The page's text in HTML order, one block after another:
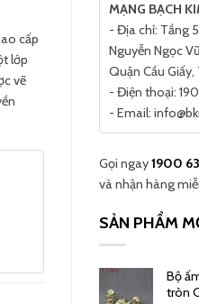
MẠNG BẠCH
- Địa chỉ: Tầng
Nguyễn Ngọc
Quận Cầu Giấy,
- Điện thoại:
- Email:
Gọi ngay1900
và nhận hàng
SẢN PHẨM
Bộ
tròn
cấp
lớp
vẽ